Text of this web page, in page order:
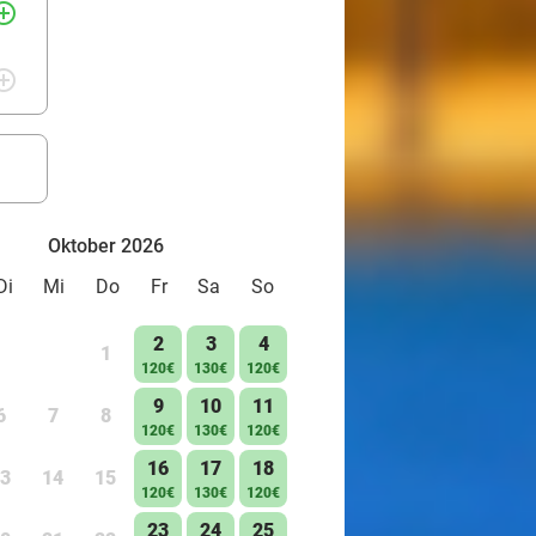
Oktober 2026
Mi Do Fr Sa So
1 2
120€
3
130€
4
120€
7 8 9
120€
10
130€
11
120€
14 15 16
120€
17
130€
18
120€
23 24 25